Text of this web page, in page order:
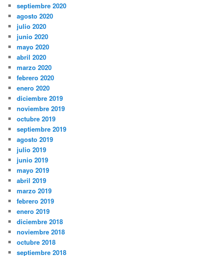
septiembre 2020
agosto 2020
julio 2020
junio 2020
mayo 2020
abril 2020
marzo 2020
febrero 2020
enero 2020
diciembre 2019
noviembre 2019
octubre 2019
septiembre 2019
agosto 2019
julio 2019
junio 2019
mayo 2019
abril 2019
marzo 2019
febrero 2019
enero 2019
diciembre 2018
noviembre 2018
octubre 2018
septiembre 2018